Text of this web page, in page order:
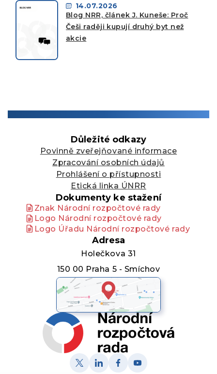
14.07.2026
Blog NRR, článek J. Kuneše: Proč
Češi raději kupují druhý byt než
akcie
Důležité odkazy
Povinně zveřejňované informace
Zpracování osobních údajů
Prohlášení o přístupnosti
Etická linka ÚNRR
Dokumenty ke stažení
Znak Národní rozpočtové rady
Logo Národní rozpočtové rady
Logo Úřadu Národní rozpočtové rady
Adresa
Holečkova 31
150 00 Praha 5 - Smíchov